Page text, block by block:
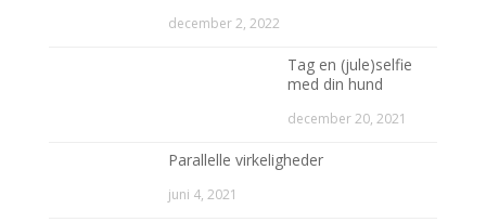
december 2, 2022
Tag en (jule)selfie
med din hund
december 20, 2021
Parallelle virkeligheder
juni 4, 2021